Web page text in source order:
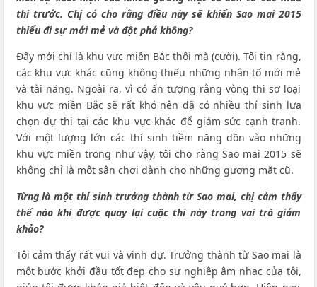
thi trước. Chị có cho rằng điều này sẽ khiến Sao mai 2015
thiếu đi sự mới mẻ và đột phá không?
Đây mới chỉ là khu vực miền Bắc thôi mà (cười). Tôi tin rằng,
các khu vực khác cũng không thiếu những nhân tố mới mẻ
và tài năng. Ngoài ra, vì có ấn tượng rằng vòng thi sơ loại
khu vực miền Bắc sẽ rất khó nên đã có nhiều thí sinh lựa
chọn dự thi tại các khu vực khác để giảm sức cạnh tranh.
Với một lượng lớn các thí sinh tiềm năng dồn vào những
khu vực miền trong như vậy, tôi cho rằng Sao mai 2015 sẽ
không chỉ là một sân chơi dành cho những gương mặt cũ.
Từng là một thí sinh trưởng thành từ Sao mai, chị cảm thấy
thế nào khi được quay lại cuộc thi này trong vai trò giám
khảo?
Tôi cảm thấy rất vui và vinh dự. Trưởng thành từ Sao mai là
một bước khởi đầu tốt đẹp cho sự nghiệp âm nhạc của tôi,